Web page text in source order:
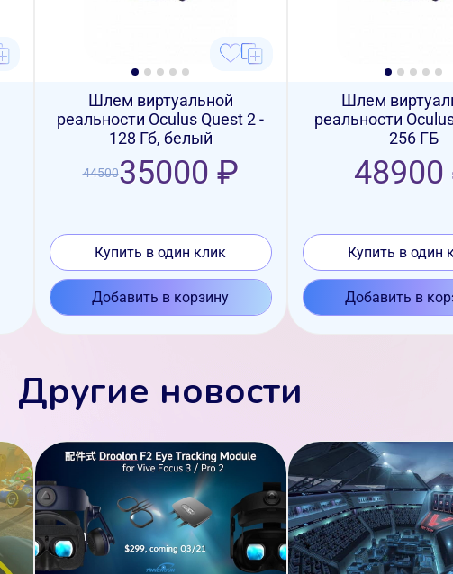
Шлем виртуальной
реальности Oculus Quest 2 -
128 Гб, белый
4450035000 ₽
Купить в один клик
Добавить в корзину
Шлем
реальности
256 ГБ
48900
Купить в один
Добавить в
Другие новости